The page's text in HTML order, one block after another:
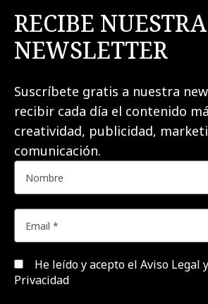
RECIBE NUESTRA
NEWSLETTER
Suscríbete gratis a nuestra
recibir cada día el contenido
creatividad, publicidad,
comunicación.
He leído y acepto el Aviso Legal
Privacidad